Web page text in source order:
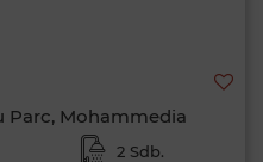
Parc, Mohammedia
2 Sdb.